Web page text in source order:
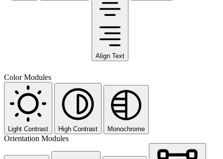
Align Text
Color Modules
Light Contrast High Contrast Monochrome
Orientation Modules